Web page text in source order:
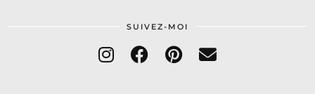
SUIVEZ-MOI